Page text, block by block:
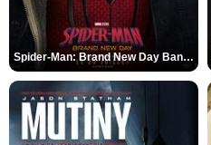
Spider-Man: Brand New Day Bande-annonce VO STFR